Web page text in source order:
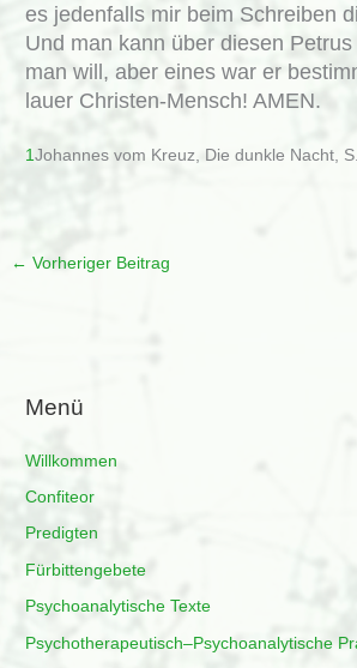
Menü
Willkommen
Confiteor
Predigten
Fürbittengebete
Psychoanalytische Texte
Psychotherapeutisch–Psychoanalytische
es jedenfalls mir beim Schreiben
Und man kann über diesen
man will, aber eines war er
lauer Christen-Mensch! AMEN.
1Johannes vom Kreuz, Die dunkle Nacht,
← Vorheriger Beitrag